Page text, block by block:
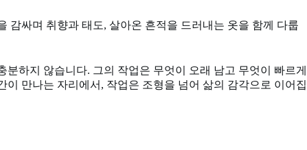
감싸며 취향과 태도, 살아온 흔적을 드러내는 옷을 함께 다룹
하지 않습니다. 그의 작업은 무엇이 오래 남고 무엇이 빠르게
만나는 자리에서, 작업은 조형을 넘어 삶의 감각으로 이어집